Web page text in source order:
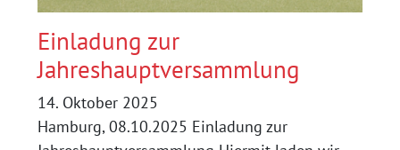
Einladung zur
Jahreshauptversammlung
14. Oktober 2025
Hamburg, 08.10.2025 Einladung zur